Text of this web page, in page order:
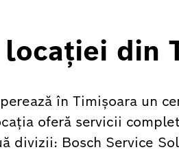
din
în Timișoara un
oferă servicii
divizii: Bosch Service